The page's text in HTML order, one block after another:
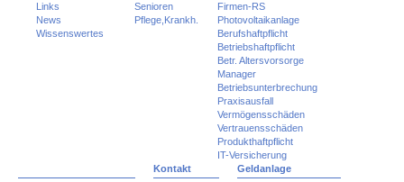
Links
News
Wissenswertes
Senioren
Pflege,Krankh.
Firmen-RS
Photovoltaikanlage
Berufshaftpflicht
Betriebshaftpflicht
Betr. Altersvorsorge
Manager
Betriebsunterbrechung
Praxisausfall
Vermögensschäden
Vertrauensschäden
Produkthaftpflicht
IT-Versicherung
Kontakt Geldanlage